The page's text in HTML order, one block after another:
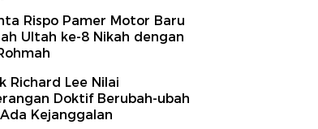
Rispo Pamer Motor Baru
Ultah ke-8 Nikah dengan
Richard Lee Nilai
Doktif Berubah-ubah
Kejanggalan